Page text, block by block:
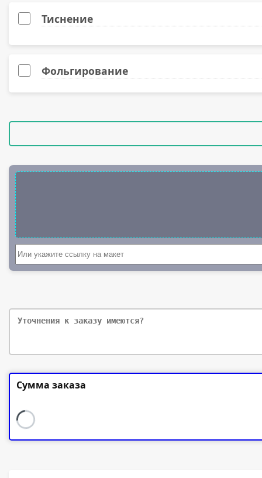
22 (11 листов)
30 (15 листов)
Majestic белый мрамор перламутровый, 300 гр.
Без печати
Тиснение
Фольгирование
Сумма заказа